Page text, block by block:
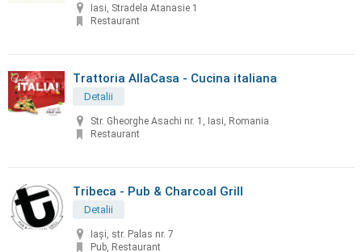
Iasi, Stradela Atanasie 1
Restaurant
Trattoria AllaCasa - Cucina italiana
Detalii
Str. Gheorghe Asachi nr. 1, Iasi, Romania
Restaurant
Tribeca - Pub & Charcoal Grill
Detalii
Iași, str. Palas nr. 7
Pub, Restaurant